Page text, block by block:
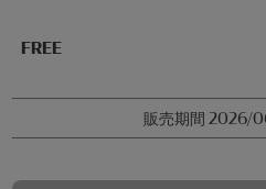
FREE
販売期間 2026/